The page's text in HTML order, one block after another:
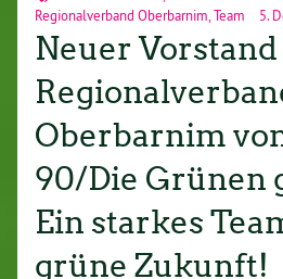
Regionalverband Oberbarnim Team 5.
Neuer Vorstand
Oberbarnim
90/Die Grünen
Ein starkes
grüne Zukunft!